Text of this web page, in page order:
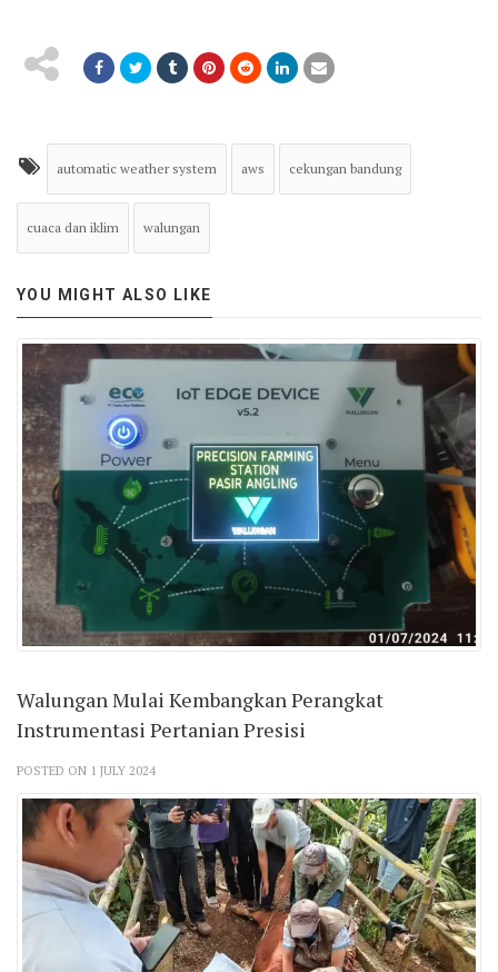
automatic weather system aws cekungan bandung
cuaca dan iklim walungan
YOU MIGHT ALSO LIKE
Walungan Mulai Kembangkan Perangkat
Instrumentasi Pertanian Presisi
POSTED ON 1 JULY 2024